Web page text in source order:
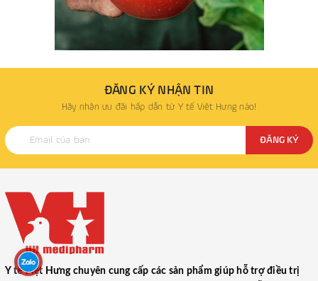
ĐĂNG KÝ NHẬN TIN
Hãy nhận ưu đãi hấp dẫn từ Y tế Việt Hưng nào!
ĐĂNG KÝ
Y tế Việt Hưng chuyên cung cấp các sản phẩm giúp hỗ trợ điều trị